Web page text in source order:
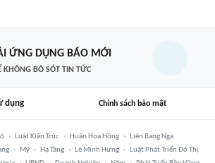
ỨNG DỤNG BÁO MỚI
KHÔNG BỎ SÓT TIN TỨC
dụng Chính sách bảo mật
Luật Kiến Trúc Huấn Hoa Hồng
Liên Bang Nga
Mỹ Hạ Tầng Lê Minh Hưng
Luật Phát Triển Đô Thị